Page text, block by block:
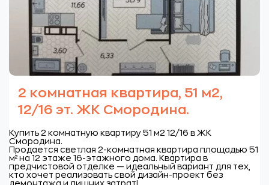
2 комнатная квартира, 51 м2,
12/16 эт. ЖК Смородина.
Купить 2 комнатную квартиру 51 м2 12/16 в ЖК
Смородина.
Продается светлая 2-комнатная квартира площадью 51
м² на 12 этаже 16-этажного дома. Квартира в
предчистовой отделке — идеальный вариант для тех,
кто хочет реализовать свой дизайн-проект без
демонтажа и лишних затрат!